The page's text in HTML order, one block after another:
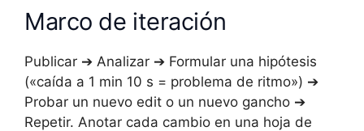
Marco de iteración
Publicar ➔ Analizar ➔ Formular una hipótesis
(«caída a 1 min 10 s = problema de ritmo») ➔
Probar un nuevo edit o un nuevo gancho ➔
Repetir. Anotar cada cambio en una hoja de